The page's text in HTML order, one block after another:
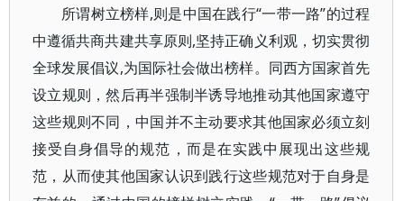
所谓树立榜样,则是中国在践行“一带一路”的过程
中遵循共商共建共享原则,坚持正确义利观，切实贯彻
全球发展倡议,为国际社会做出榜样。同西方国家首先
设立规则，然后再半强制半诱导地推动其他国家遵守
这些规则不同，中国并不主动要求其他国家必须立刻
接受自身倡导的规范，而是在实践中展现出这些规
范，从而使其他国家认识到践行这些规范对于自身是